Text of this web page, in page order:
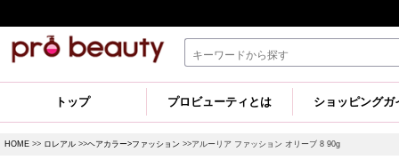
トップ プロビューティとは ショッピングガ
HOME >> ロレアル >>ヘアカラー>ファッション >>アルーリア ファッション オリーブ 8 90g